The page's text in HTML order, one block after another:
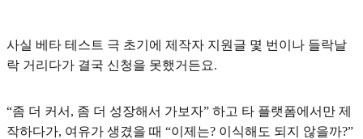
사실 베타 테스트 극 초기 에 제작자 지원글 몇 번이나 들락날
락 거리다가 결국 신청을 못했거든요.
“좀 더 커서, 좀 더 성장해서 가보자” 하고 타 플랫폼에서만 제
작하다가, 여유가 생겼을 때 “이제는? 이식해도 되지 않을까?”